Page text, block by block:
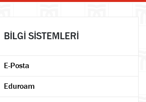
BİLGİ SİSTEMLERİ
E-Posta
Eduroam